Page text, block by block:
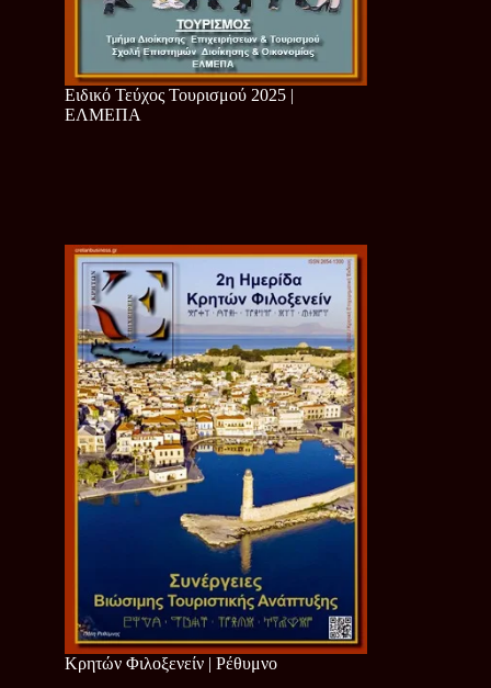
Ειδικό Τεύχος Τουρισμού 2025 |
ΕΛΜΕΠΑ
Κρητών Φιλοξενείν | Ρέθυμνο